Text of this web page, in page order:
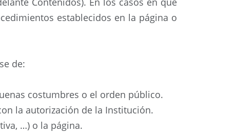
establecidos en la página o
de:
costumbres o el orden público.
la autorización de la Institución.
…) o la página.